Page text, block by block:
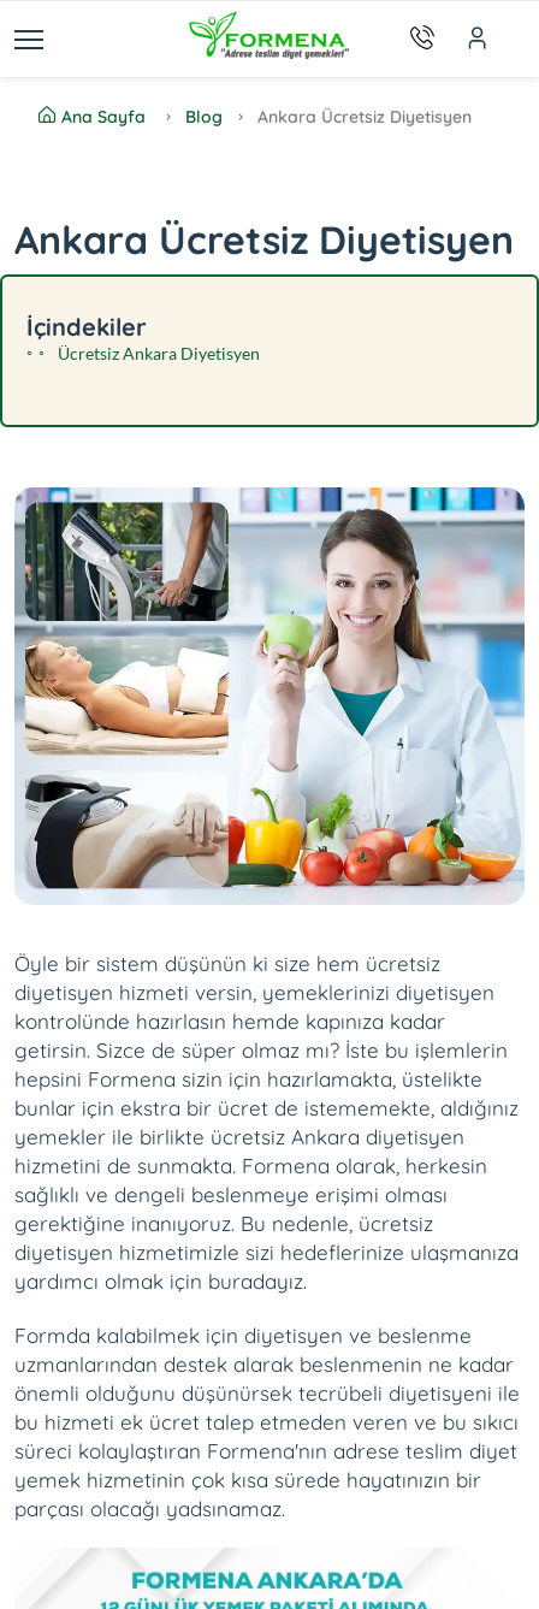
Ana Sayfa Blog Ankara Ücretsiz Diyetisyen
Ankara Ücretsiz Diyetisyen
İçindekiler
Ücretsiz Ankara Diyetisyen
Öyle bir sistem düşünün ki size hem ücretsiz
diyetisyen hizmeti versin, yemeklerinizi diyetisyen
kontrolünde hazırlasın hemde kapınıza kadar
getirsin. Sizce de süper olmaz mı? İste bu işlemlerin
hepsini Formena sizin için hazırlamakta, üstelikte
bunlar için ekstra bir ücret de istememekte, aldığınız
yemekler ile birlikte ücretsiz Ankara diyetisyen
hizmetini de sunmakta. Formena olarak, herkesin
sağlıklı ve dengeli beslenmeye erişimi olması
gerektiğine inanıyoruz. Bu nedenle, ücretsiz
diyetisyen hizmetimizle sizi hedeflerinize ulaşmanıza
yardımcı olmak için buradayız.
Formda kalabilmek için diyetisyen ve beslenme
uzmanlarından destek alarak beslenmenin ne kadar
önemli olduğunu düşünürsek tecrübeli diyetisyeni ile
bu hizmeti ek ücret talep etmeden veren ve bu sıkıcı
süreci kolaylaştıran Formena'nın adrese teslim diyet
yemek hizmetinin çok kısa sürede hayatınızın bir
parçası olacağı yadsınamaz.